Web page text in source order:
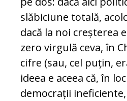
slăbiciune totală,
dacă la noi creșterea
zero virgulă ceva, în
cifre (sau, cel puțin,
ideea e aceea că, în
democrații